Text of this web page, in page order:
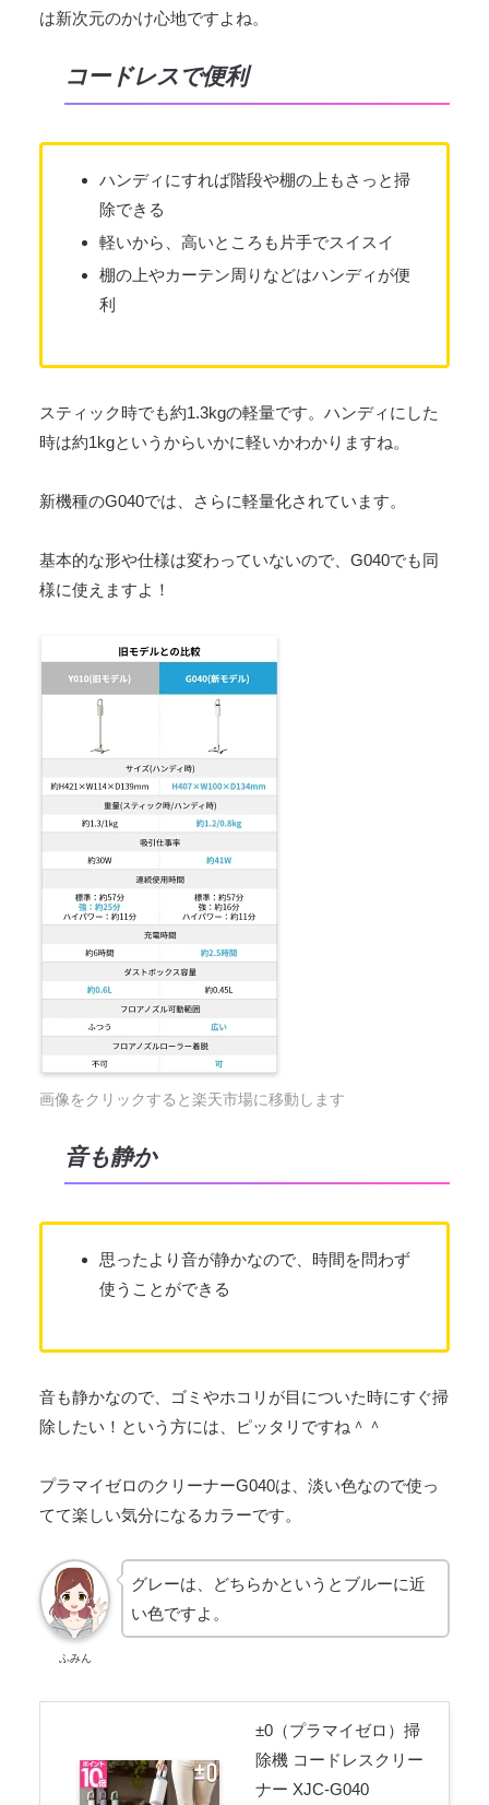
は新次元のかけ心地ですよね。
コードレスで便利
ハンディにすれば階段や棚の上もさっと掃
除できる
軽いから、高いところも片手でスイスイ
棚の上やカーテン周りなどはハンディが便
利
スティック時でも約1.3kgの軽量です。ハンディにした
時は約1kgというからいかに軽いかわかりますね。
新機種のG040では、さらに軽量化されています。
基本的な形や仕様は変わっていないので、G040でも同
様に使えますよ！
画像をクリックすると楽天市場に移動します
音も静か
思ったより音が静かなので、時間を問わず
使うことができる
音も静かなので、ゴミやホコリが目についた時にすぐ掃
除したい！という方には、ピッタリですね＾＾
プラマイゼロのクリーナーG040は、淡い色なので使っ
てて楽しい気分になるカラーです。
ふみん
グレーは、どちらかというとブルーに近
い色ですよ。
±0（プラマイゼロ）掃
除機 コードレスクリー
ナー XJC-G040